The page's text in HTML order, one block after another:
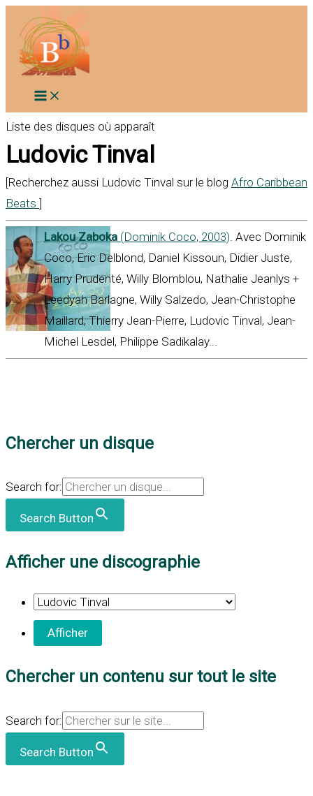
contenu
Liste des disques où apparaît
Ludovic Tinval
[Recherchez aussi Ludovic Tinval sur le blog Afro Caribbean
Beats ]
Lakou Zaboka (Dominik Coco, 2003). Avec Dominik
Coco, Eric Delblond, Daniel Kissoun, Didier Juste,
Harry Prudenté, Willy Blomblou, Nathalie Jeanlys +
Leedyah Barlagne, Willy Salzedo, Jean-Christophe
Maillard, Thierry Jean-Pierre, Ludovic Tinval, Jean-
Michel Lesdel, Philippe Sadikalay...
Chercher un disque
Search for:
Search Button
Afficher une discographie
Chercher un contenu sur tout le site
Search for:
Search Button